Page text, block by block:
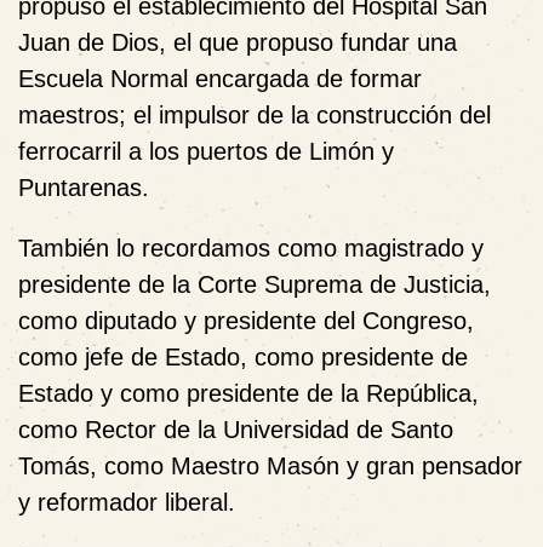
propuso el establecimiento del Hospital San
Juan de Dios, el que propuso fundar una
Escuela Normal encargada de formar
maestros; el impulsor de la construcción del
ferrocarril a los puertos de Limón y
Puntarenas.
También lo recordamos como magistrado y
presidente de la Corte Suprema de Justicia,
como diputado y presidente del Congreso,
como jefe de Estado, como presidente de
Estado y como presidente de la República,
como Rector de la Universidad de Santo
Tomás, como Maestro Masón y gran pensador
y reformador liberal.